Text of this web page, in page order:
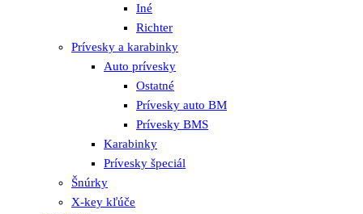
Iné
Richter
Prívesky a karabinky
Auto prívesky
Ostatné
Prívesky auto BM
Prívesky BMS
Karabinky
Prívesky špeciál
Šnúrky
X-key kľúče